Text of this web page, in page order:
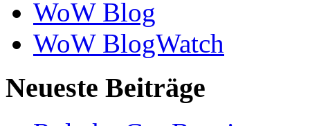
WoW Blog
WoW BlogWatch
Neueste Beiträge